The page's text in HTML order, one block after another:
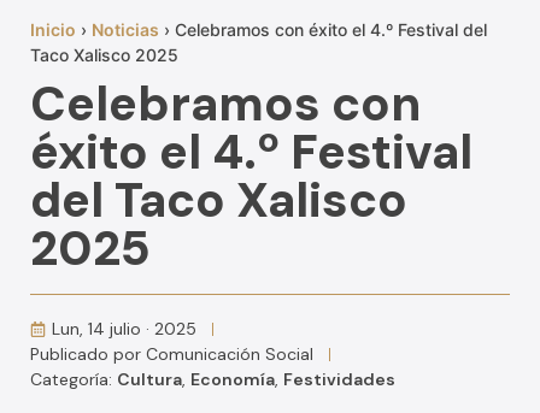
Inicio › Noticias › Celebramos con éxito el 4.º Festival del
Taco Xalisco 2025
Celebramos con
éxito el 4.º Festival
del Taco Xalisco
2025
Lun, 14 julio · 2025
Publicado por Comunicación Social
Categoría: Cultura, Economía, Festividades